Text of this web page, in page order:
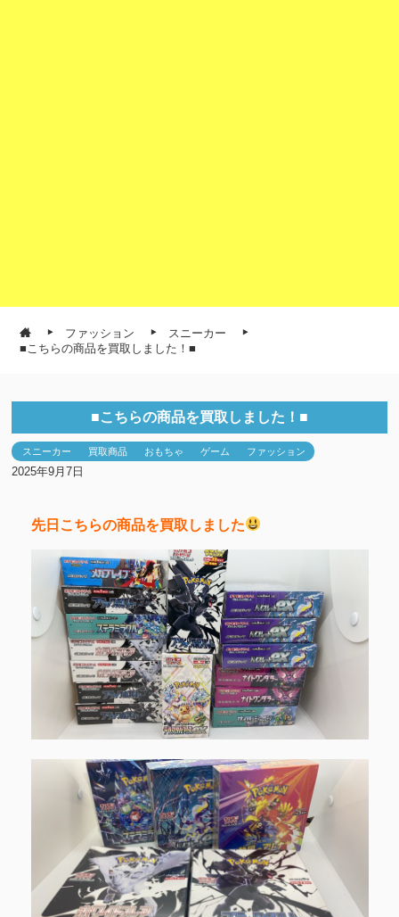
ファッション
スニーカー
■こちらの商品を買取しました！■
■こちらの商品を買取しました！■
スニーカー 買取商品 おもちゃ ゲーム ファッション
2025年9月7日
先日こちらの商品を買取しました